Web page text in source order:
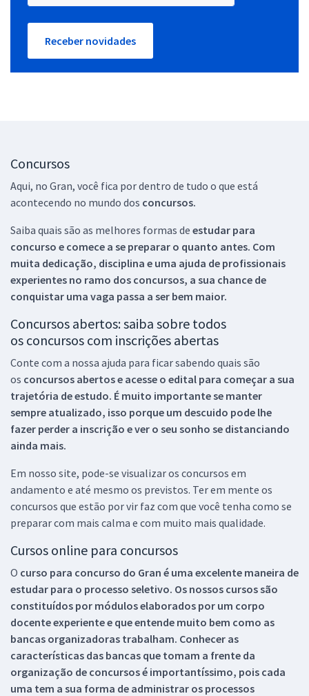
Receber novidades
Concursos
Aqui, no Gran, você fica por dentro de tudo o que está
acontecendo no mundo dos concursos.
Saiba quais são as melhores formas de estudar para
concurso e comece a se preparar o quanto antes. Com
muita dedicação, disciplina e uma ajuda de profissionais
experientes no ramo dos concursos, a sua chance de
conquistar uma vaga passa a ser bem maior.
Concursos abertos: saiba sobre todos
os concursos com inscrições abertas
Conte com a nossa ajuda para ficar sabendo quais são
os concursos abertos e acesse o edital para começar a sua
trajetória de estudo. É muito importante se manter
sempre atualizado, isso porque um descuido pode lhe
fazer perder a inscrição e ver o seu sonho se distanciando
ainda mais.
Em nosso site, pode-se visualizar os concursos em
andamento e até mesmo os previstos. Ter em mente os
concursos que estão por vir faz com que você tenha como se
preparar com mais calma e com muito mais qualidade.
Cursos online para concursos
O curso para concurso do Gran é uma excelente maneira de
estudar para o processo seletivo. Os nossos cursos são
constituídos por módulos elaborados por um corpo
docente experiente e que entende muito bem como as
bancas organizadoras trabalham. Conhecer as
características das bancas que tomam a frente da
organização de concursos é importantíssimo, pois cada
uma tem a sua forma de administrar os processos